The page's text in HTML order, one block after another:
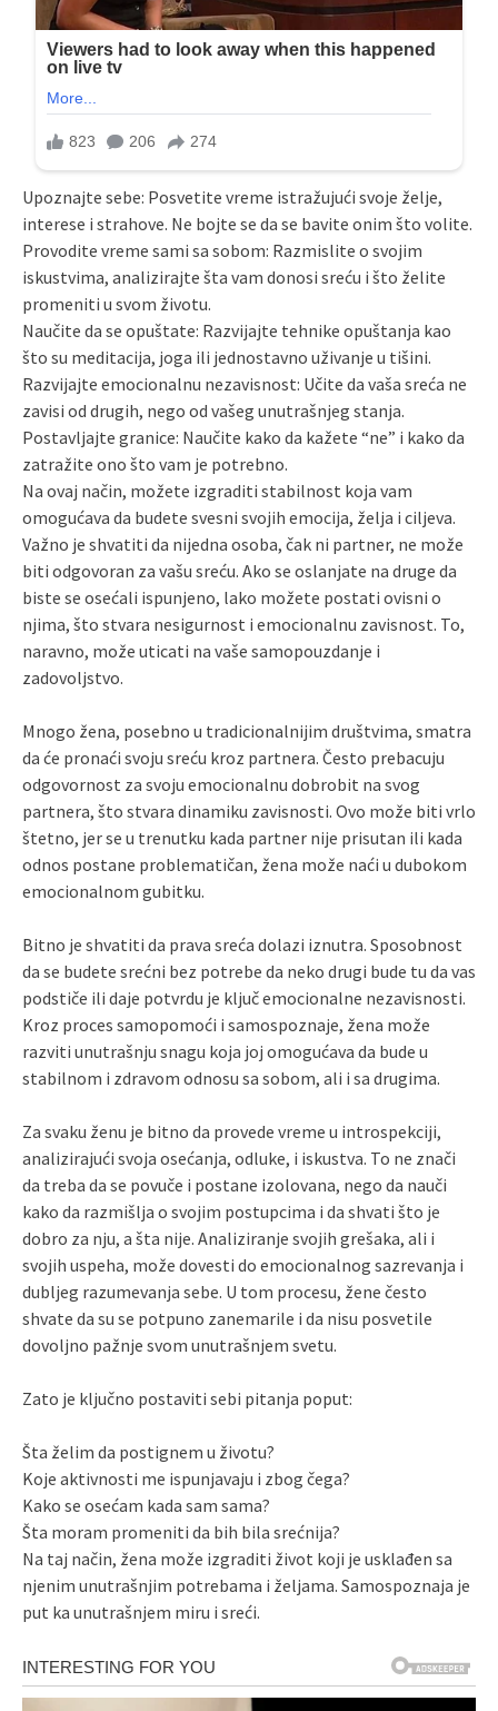
Upoznajte sebe: Posvetite vreme istražujući svoje želje,
interese i strahove. Ne bojte se da se bavite onim što volite.
Provodite vreme sami sa sobom: Razmislite o svojim
iskustvima, analizirajte šta vam donosi sreću i što želite
promeniti u svom životu.
Naučite da se opuštate: Razvijajte tehnike opuštanja kao
što su meditacija, joga ili jednostavno uživanje u tišini.
Razvijajte emocionalnu nezavisnost: Učite da vaša sreća ne
zavisi od drugih, nego od vašeg unutrašnjeg stanja.
Postavljajte granice: Naučite kako da kažete “ne” i kako da
zatražite ono što vam je potrebno.
Na ovaj način, možete izgraditi stabilnost koja vam
omogućava da budete svesni svojih emocija, želja i ciljeva.
Važno je shvatiti da nijedna osoba, čak ni partner, ne može
biti odgovoran za vašu sreću. Ako se oslanjate na druge da
biste se osećali ispunjeno, lako možete postati ovisni o
njima, što stvara nesigurnost i emocionalnu zavisnost. To,
naravno, može uticati na vaše samopouzdanje i
zadovoljstvo.
Mnogo žena, posebno u tradicionalnijim društvima, smatra
da će pronaći svoju sreću kroz partnera. Često prebacuju
odgovornost za svoju emocionalnu dobrobit na svog
partnera, što stvara dinamiku zavisnosti. Ovo može biti vrlo
štetno, jer se u trenutku kada partner nije prisutan ili kada
odnos postane problematičan, žena može naći u dubokom
emocionalnom gubitku.
Bitno je shvatiti da prava sreća dolazi iznutra. Sposobnost
da se budete srećni bez potrebe da neko drugi bude tu da vas
podstiče ili daje potvrdu je ključ emocionalne nezavisnosti.
Kroz proces samopomoći i samospoznaje, žena može
razviti unutrašnju snagu koja joj omogućava da bude u
stabilnom i zdravom odnosu sa sobom, ali i sa drugima.
Za svaku ženu je bitno da provede vreme u introspekciji,
analizirajući svoja osećanja, odluke, i iskustva. To ne znači
da treba da se povuče i postane izolovana, nego da nauči
kako da razmišlja o svojim postupcima i da shvati što je
dobro za nju, a šta nije. Analiziranje svojih grešaka, ali i
svojih uspeha, može dovesti do emocionalnog sazrevanja i
dubljeg razumevanja sebe. U tom procesu, žene često
shvate da su se potpuno zanemarile i da nisu posvetile
dovoljno pažnje svom unutrašnjem svetu.
Zato je ključno postaviti sebi pitanja poput:
Šta želim da postignem u životu?
Koje aktivnosti me ispunjavaju i zbog čega?
Kako se osećam kada sam sama?
Šta moram promeniti da bih bila srećnija?
Na taj način, žena može izgraditi život koji je usklađen sa
njenim unutrašnjim potrebama i željama. Samospoznaja je
put ka unutrašnjem miru i sreći.